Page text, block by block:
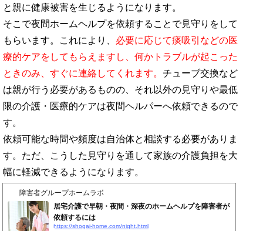
と親に健康被害を生じるようになります。
そこで夜間ホームヘルプを依頼することで見守りをして
もらいます。これにより、 必要に応じて痰吸引などの医
療的ケアをしてもらえますし、何かトラブルが起こった
ときのみ、すぐに連絡してくれます。 チューブ交換など
は親が行う必要があるものの、それ以外の見守りや最低
限の介護・医療的ケアは夜間ヘルパーへ依頼できるので
す。
依頼可能な時間や頻度は自治体と相談する必要がありま
す。ただ、こうした見守りを通して家族の介護負担を大
幅に軽減できるようになります。
障害者グループホームラボ
居宅介護で早朝・夜間・深夜のホームヘルプを障害者が
依頼するには
https://shogai-home.com/night.html